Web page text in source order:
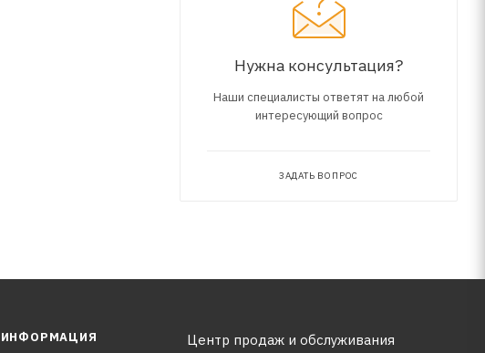
Нужна консультация?
Наши специалисты ответят на любой
интересующий вопрос
ЗАДАТЬ ВОПРОС
ИНФОРМАЦИЯ
Центр продаж и обслуживания